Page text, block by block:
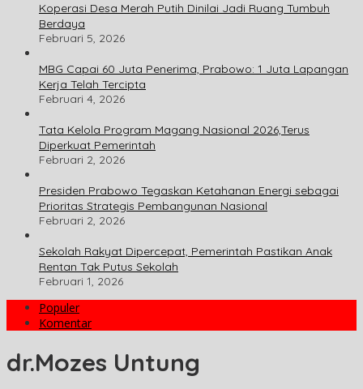
Koperasi Desa Merah Putih Dinilai Jadi Ruang Tumbuh
Berdaya
Februari 5, 2026
MBG Capai 60 Juta Penerima, Prabowo: 1 Juta Lapangan
Kerja Telah Tercipta
Februari 4, 2026
Tata Kelola Program Magang Nasional 2026,Terus
Diperkuat Pemerintah
Februari 2, 2026
Presiden Prabowo Tegaskan Ketahanan Energi sebagai
Prioritas Strategis Pembangunan Nasional
Februari 2, 2026
Sekolah Rakyat Dipercepat, Pemerintah Pastikan Anak
Rentan Tak Putus Sekolah
Februari 1, 2026
Populer
Komentar
dr.Mozes Untung